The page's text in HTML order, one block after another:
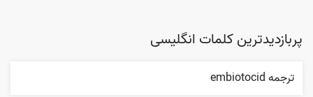
پربازدیدترین کلمات انگلیسی
ترجمه embiotocid